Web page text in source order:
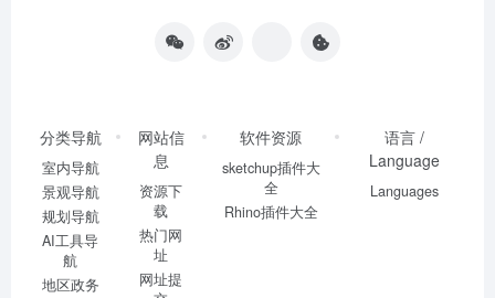
分类导航
室内导航
景观导航
规划导航
AI工具导
航
地区政务
网站信
息
资源下
载
热门网
址
网址提
软件资源
sketchup插件大
全
Rhino插件大全
语言 /
Language
Languages